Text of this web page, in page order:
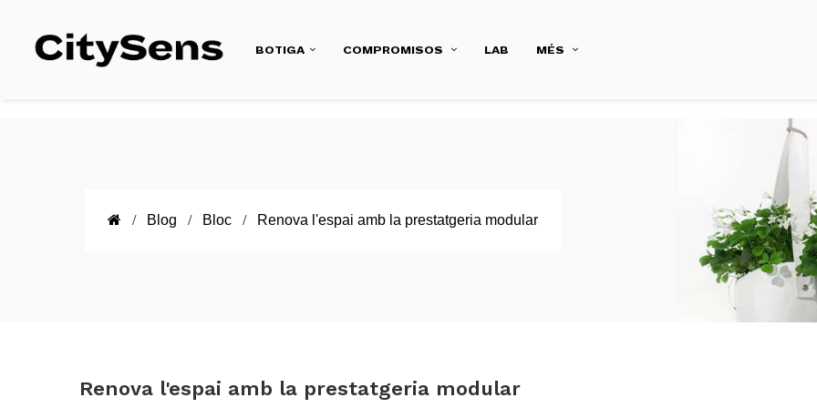
BOTIGA COMPROMISOS LAB MÉS
Blog Bloc Renova l'espai amb la prestatgeria modular
Renova l'espai amb la prestatgeria modular